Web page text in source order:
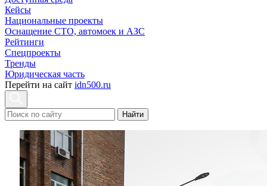
Кейсы
Национальные проекты
Оснащение СТО, автомоек и АЗС
Рейтинги
Спецпроекты
Тренды
Юридическая часть
Перейти на сайт idn500.ru
Найти